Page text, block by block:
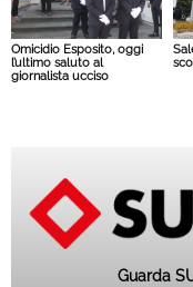
Omicidio Esposito, oggi
l’ultimo saluto al
giornalista ucciso
Guarda